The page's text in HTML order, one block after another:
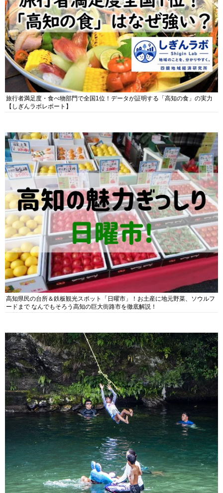
旅行者満足度・食べ物部門で全国1位！データが証明する「高知の食」の実力
【しぎんラボレポート】
高知県民の台所＆鉄板観光スポット「日曜市」！お土産に地元野菜、ソウルフ
ードまで なんでもそろう高知の巨大街路市を徹底解説！